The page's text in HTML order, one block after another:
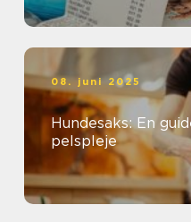
08. juni 2025
Hundesaks: En
pelspleje